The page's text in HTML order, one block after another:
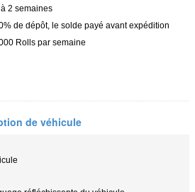
à 2 semaines
de dépôt, le solde payé avant expédition
Rolls par semaine
de véhicule